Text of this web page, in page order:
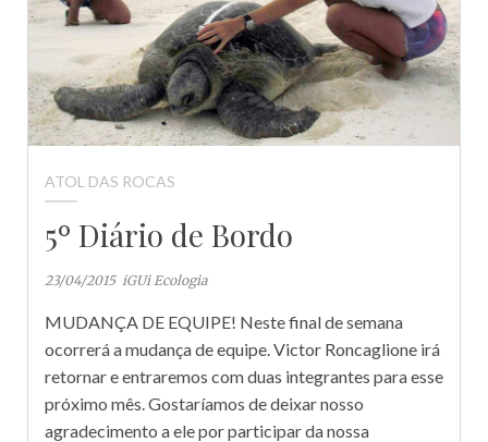
ATOL DAS ROCAS
5º Diário de Bordo
23/04/2015 iGUi Ecologia
MUDANÇA DE EQUIPE! Neste final de semana
ocorrerá a mudança de equipe. Victor Roncaglione irá
retornar e entraremos com duas integrantes para esse
próximo mês. Gostaríamos de deixar nosso
agradecimento a ele por participar da nossa